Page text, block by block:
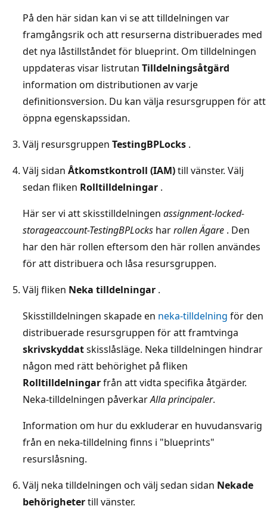
På den här sidan kan vi se att tilldelningen var
framgångsrik och att resurserna distribuerades med
det nya låstillståndet för blueprint. Om tilldelningen
uppdateras visar listrutan Tilldelningsåtgärd
information om distributionen av varje
definitionsversion. Du kan välja resursgruppen för att
öppna egenskapssidan.
Välj resursgruppen TestingBPLocks .
Välj sidan Åtkomstkontroll (IAM)till vänster. Välj
sedan fliken Rolltilldelningar .
Här ser vi att skisstilldelningen assignment-locked-
storageaccount-TestingBPLocks harrollen Ägare . Den
har den här rollen eftersom den här rollen användes
för att distribuera och låsa resursgruppen.
Välj fliken Neka tilldelningar .
Skisstilldelningen skapade en neka-tilldelning för den
distribuerade resursgruppen för att framtvinga
skrivskyddatskisslåsläge. Neka tilldelningen hindrar
någon med rätt behörighet på fliken
Rolltilldelningarfrån att vidta specifika åtgärder.
Neka-tilldelningen påverkarAlla principaler.
Information om hur du exkluderar en huvudansvarig
från en neka-tilldelning finns i "blueprints"
resurslåsning.
Välj neka tilldelningen och välj sedan sidan Nekade
behörighetertill vänster.